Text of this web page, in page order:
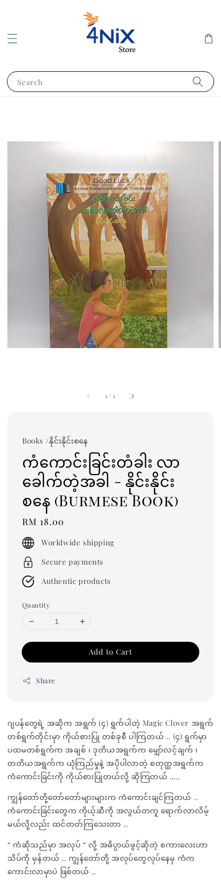
Search
1 /5
Books /နိုင်းနိုင်းစနေ
ကံကောင်းခြင်းတံခါး လာ
ခေါက်တဲ့အခါ - နိုင်းနိုင်း
စနေ (Burmese Book)
Regular
price
RM 18.00
Worldwide shipping
Secure payments
Authentic products
Quantity
Add to Cart
Share
ဂျပန်တွေရဲ့ အဆိုက အရွက် (၄) ရွက်ပါတဲ့ Magic Clover အရွက်
တစ်ရွက်တိုင်းမှာ ကိုယ်စားပြု တစ်ခုစီ ပါကြတယ် .. (၄) ရွက်မှာ
ပထမတစ်ရွက်က အချစ် ၊ ဒုတိယအရွက်က မျှော်လင့်ချက် ၊
တတိယအရွက်က ယုံကြည်မှုနဲ့ အပိုပါလာတဲ့ စတုတ္ထအရွက်က
ကံကောင်းခြင်းကို ကိုယ်စားပြုတယ်လို့ ဆိုကြတယ် …..
ကျွန်တော်တို့တော်တော်များများက ကံကောင်းချင်ကြတယ် ..
ကံကောင်းခြင်းတွေက ကိုယ့်ဆီကို အလွယ်တကူ ရောက်လာလိမ့်
မယ်လို့လည်း ထင်တတ်ကြသေးတာ ..
“ ကံဆိုသည်မှာ အလုပ် “ လို့ အဓိပ္ပာယ်ဖွင့်ဆိုတဲ့ စကားလေးဟာ
သိပ်ကို မှန်တယ် .. ကျွန်တော်တို့ အလုပ်တွေလုပ်နေမှ ကံက
ကောင်းလာမှာပဲ ဖြစ်တယ် ..